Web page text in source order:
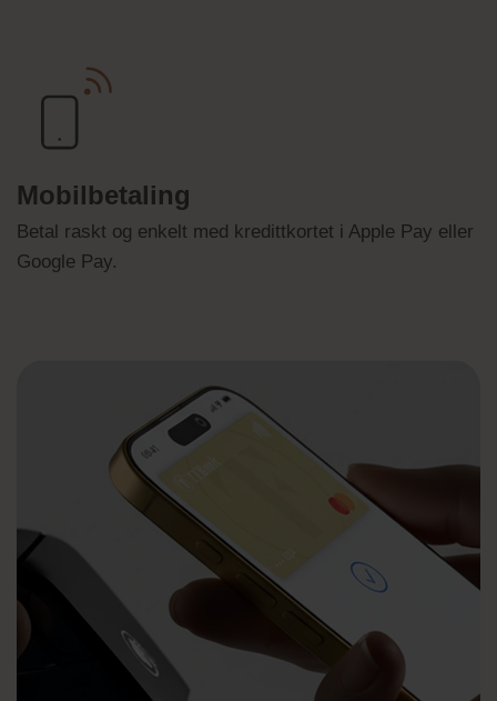
Mobilbetaling
Betal raskt og enkelt med kredittkortet i Apple Pay eller
Google Pay.